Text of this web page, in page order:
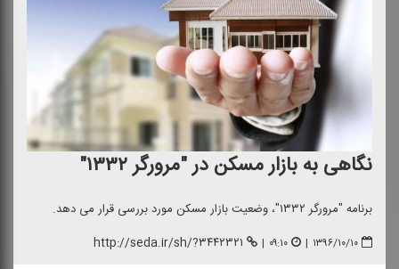
نگاهی به بازار مسكن در "مرورگر ۱۳۳۲"
برنامه "مرورگر ۱۳۳۲"، وضعیت بازار مسكن مورد بررسی قرار می دهد.
۱۳۹۶/۱۰/۱۰ | ۰۹:۱۰ | http://seda.ir/sh/?۳۴۴۲۳۲۱